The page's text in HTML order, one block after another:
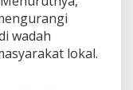
wadah
lokal.